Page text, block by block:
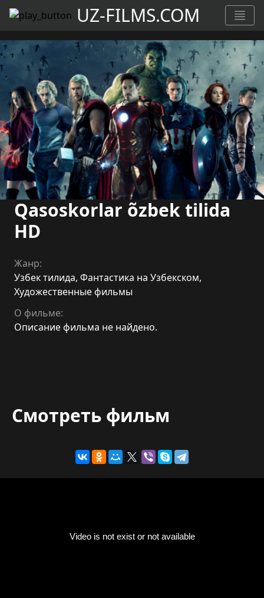
UZ-FILMS.COM
Qasoskorlar õzbek tilida
HD
Жанр:
Узбек тилида, Фантастика на Узбекском,
Художественные фильмы
О фильме:
Описание фильма не найдено.
Смотреть фильм